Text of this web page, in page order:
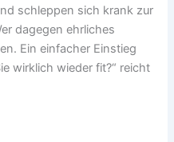
schleppen sich krank zur
dagegen ehrliches
Ein einfacher Einstieg
wirklich wieder fit?“ reicht